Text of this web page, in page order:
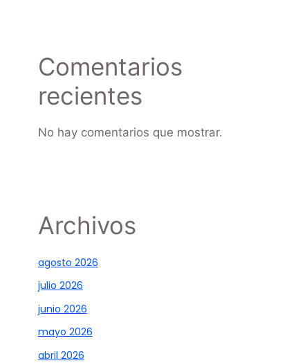
Comentarios
recientes
No hay comentarios que mostrar.
Archivos
agosto 2026
julio 2026
junio 2026
mayo 2026
abril 2026